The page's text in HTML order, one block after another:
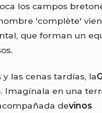
los campos
'complète'
que forman un
las cenas tardías, la
Imagínala en una
devinos